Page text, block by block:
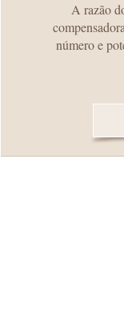
A razão
número e